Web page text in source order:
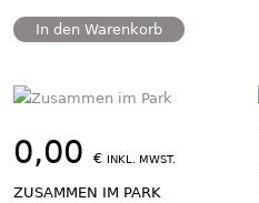
In den Warenkorb
0,00 € INKL. MWST.
ZUSAMMEN IM PARK